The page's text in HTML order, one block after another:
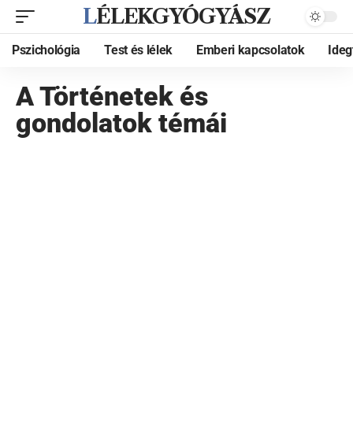
LÉLEKGYÓGYÁSZ
Pszichológia Test és lélek Emberi kapcsolatok
A Történetek és
gondolatok témái